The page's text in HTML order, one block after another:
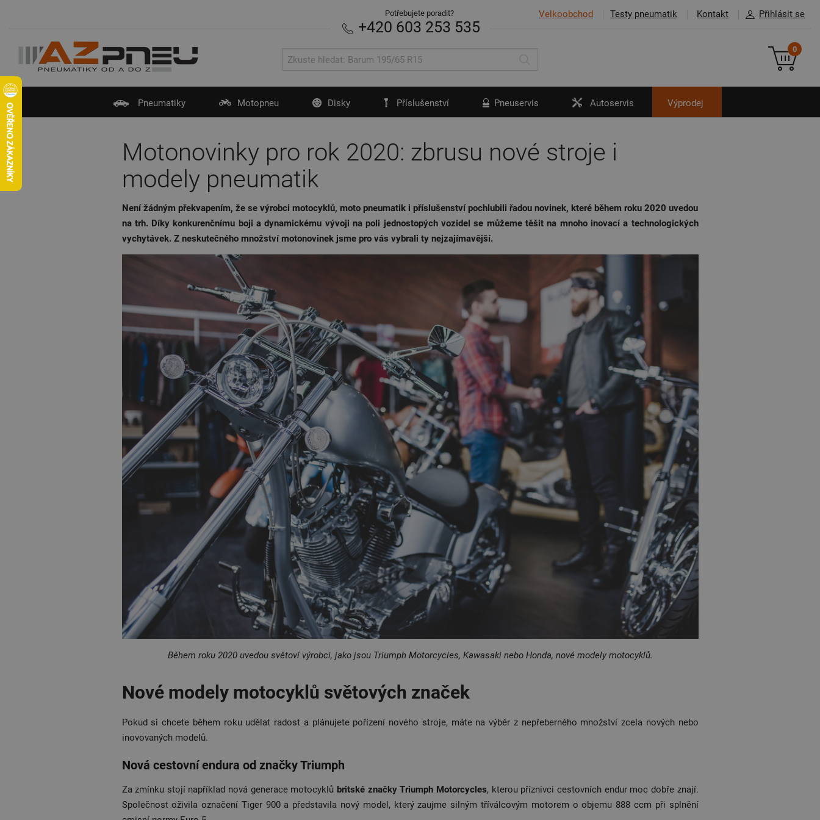
Velkoobchod Testy pneumatik Kontakt Přihlásit se
Potřebujete poradit?
+420 603 253 535
0
Pneumatiky Motopneu Disky Příslušenství Pneuservis Autoservis Výprodej
Motonovinky pro rok 2020: zbrusu nové stroje i
modely pneumatik
Není žádným překvapením, že se výrobci motocyklů, moto pneumatik i příslušenství pochlubili řadou novinek, které během roku 2020 uvedou
na trh. Díky konkurenčnímu boji a dynamickému vývoji na poli jednostopých vozidel se můžeme těšit na mnoho inovací a technologických
vychytávek. Z neskutečného množství motonovinek jsme pro vás vybrali ty nejzajímavější.
Během roku 2020 uvedou světoví výrobci, jako jsou Triumph Motorcycles, Kawasaki nebo Honda, nové modely motocyklů.
Nové modely motocyklů světových značek
Pokud si chcete během roku udělat radost a plánujete pořízení nového stroje, máte na výběr z nepřeberného množství zcela nových nebo
inovovaných modelů.
Nová cestovní endura od značky Triumph
Za zmínku stojí například nová generace motocyklů britské značky Triumph Motorcycles, kterou příznivci cestovních endur moc dobře znají.
Společnost oživila označení Tiger 900 a představila nový model, který zaujme silným tříválcovým motorem o objemu 888 ccm při splnění